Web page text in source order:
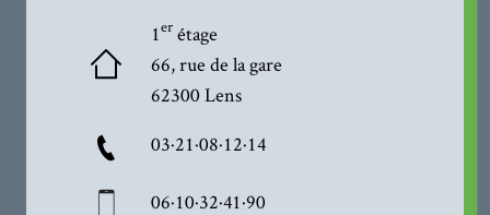
1erétage
66, rue de la gare
62300 Lens
03·21·08·12·14
06·10·32·41·90